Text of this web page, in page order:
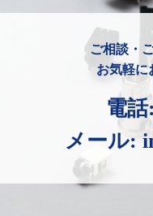
ご相談・
お気軽に
電話:
メール: